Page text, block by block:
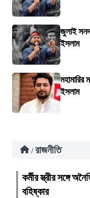
জুলাই সনদ
ইসলাম
মহামারির
ইসলাম
/ রাজনীতি
কর্মীর স্ত্রীর সঙ্গে
বহিষ্কার